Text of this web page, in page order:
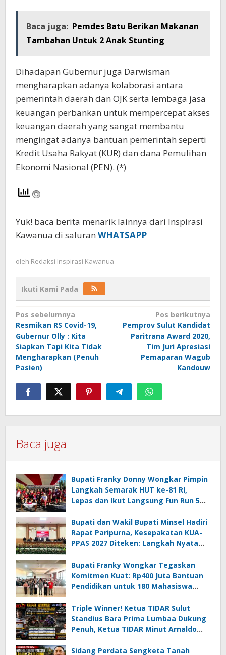
Baca juga: Pemdes Batu Berikan Makanan
Tambahan Untuk 2 Anak Stunting
Dihadapan Gubernur juga Darwisman
mengharapkan adanya kolaborasi antara
pemerintah daerah dan OJK serta lembaga jasa
keuangan perbankan untuk mempercepat akses
keuangan daerah yang sangat membantu
mengingat adanya bantuan pemerintah seperti
Kredit Usaha Rakyat (KUR) dan dana Pemulihan
Ekonomi Nasional (PEN). (*)
Yuk! baca berita menarik lainnya dari Inspirasi
Kawanua di saluran WHATSAPP
oleh Redaksi Inspirasi Kawanua
Ikuti Kami Pada
Navigasi
pos
Pos sebelumnya
Resmikan RS Covid-19,
Gubernur Olly : Kita
Siapkan Tapi Kita Tidak
Mengharapkan (Penuh
Pasien)
Pos berikutnya
Pemprov Sulut Kandidat
Paritrana Award 2020,
Tim Juri Apresiasi
Pemaparan Wagub
Kandouw
Baca juga
Bupati Franky Donny Wongkar Pimpin
Langkah Semarak HUT ke-81 RI,
Lepas dan Ikut Langsung Fun Run 5
Bupati dan Wakil Bupati Minsel Hadiri
Rapat Paripurna, Kesepakatan KUA-
PPAS 2027 Diteken: Langkah Nyata
Bupati Franky Wongkar Tegaskan
Komitmen Kuat: Rp400 Juta Bantuan
Pendidikan untuk 180 Mahasiswa
Triple Winner! Ketua TIDAR Sulut
Standius Bara Prima Lumbaa Dukung
Penuh, Ketua TIDAR Minut Arnaldo
05 MC JOE Sapu Bersih Tiga Gelar
Sidang Perdata Sengketa Tanah